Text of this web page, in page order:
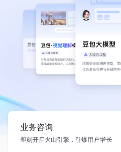
业务咨询
即刻开启火山引擎，引爆用户增长